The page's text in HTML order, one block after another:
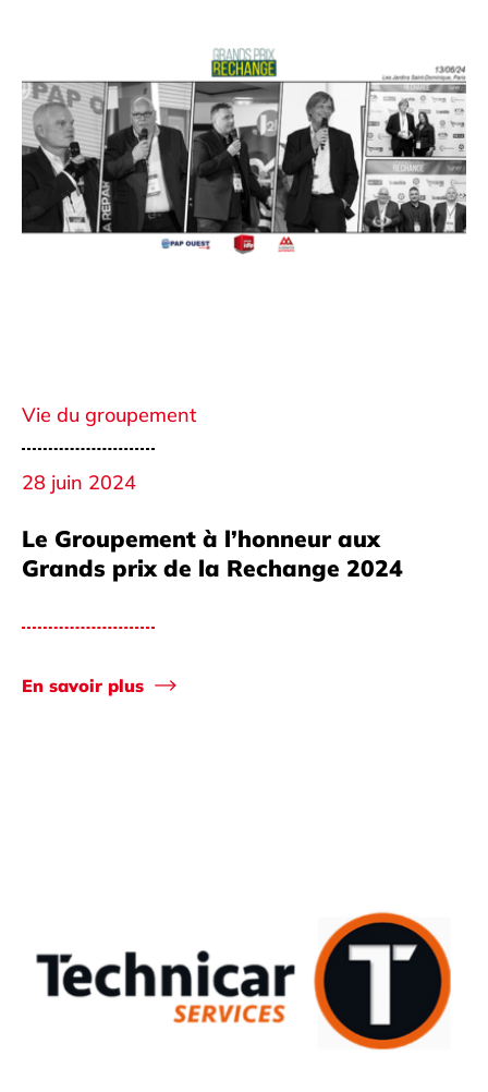
Vie du groupement
28 juin 2024
Le Groupement à l’honneur aux
Grands prix de la Rechange 2024
En savoir plus